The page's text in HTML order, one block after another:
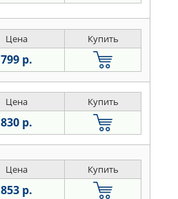
Цена Купить
799 р.
Цена Купить
830 р.
Цена Купить
853 р.